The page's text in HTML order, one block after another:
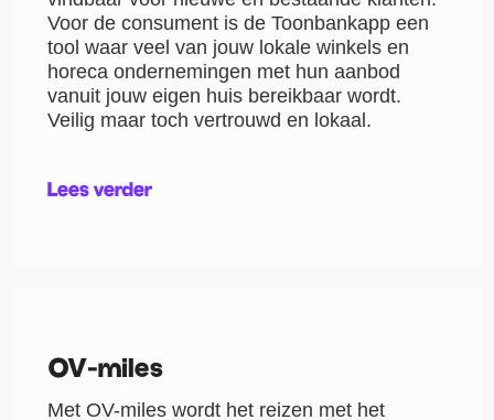
Voor de consument is de Toonbankapp een
tool waar veel van jouw lokale winkels en
horeca ondernemingen met hun aanbod
vanuit jouw eigen huis bereikbaar wordt.
Veilig maar toch vertrouwd en lokaal.
Lees verder
OV-miles
Met OV-miles wordt het reizen met het